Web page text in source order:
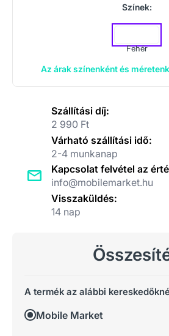
Színek:
Fehér
Az árak színenként és
Szállítási díj:
2 990 Ft
Várható szállítási idő:
2-4 munkanap
Kapcsolat felvétel az
info@mobilemarket.hu
Visszaküldés:
14 nap
A termék az alábbi
Mobile Market